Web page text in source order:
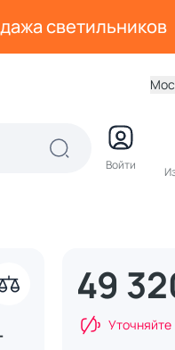
светильников
Войти
49
Уточняйте